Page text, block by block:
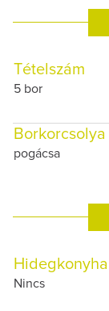
Tételszám
5 bor
Borkorcsolya
pogácsa
Hidegkonyha
Nincs